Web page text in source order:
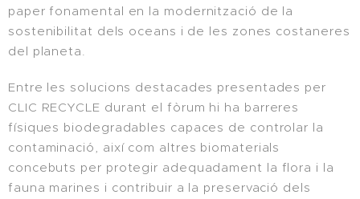
paper fonamental en la modernització de la
sostenibilitat dels oceans i de les zones costaneres
del planeta.
Entre les solucions destacades presentades per
CLIC RECYCLE durant el fòrum hi ha barreres
físiques biodegradables capaces de controlar la
contaminació, així com altres biomaterials
concebuts per protegir adequadament la flora i la
fauna marines i contribuir a la preservació dels